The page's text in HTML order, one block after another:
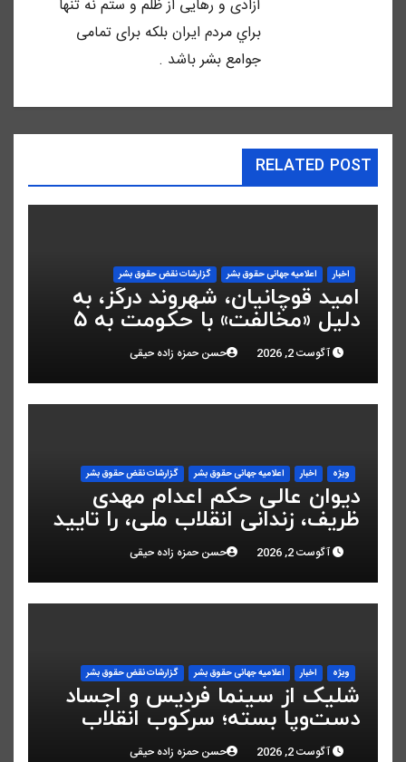
آزادى و رهايى از ظلم و ستم نه تنها
براي مردم ايران بلكه براى تمامى
جوامع بشر باشد .
RELATED POST
اخبار اعلاميه جهانی حقوق بشر گزارشات نقض حقوق بشر
امید قوچانیان، شهروند درگز، به
دلیل «مخالفت» با حکومت به ۵
سال زندان محکوم شد
آگوست 2, 2026 حسن حمزه زاده حیقی
ویژه اخبار اعلاميه جهانی حقوق بشر گزارشات نقض حقوق بشر
دیوان عالی حکم اعدام مهدی
ظریف، زندانی انقلاب ملی، را تایید
کردآگوست 2, 2026 حسن حمزه زاده حیقی
ویژه اخبار اعلاميه جهانی حقوق بشر گزارشات نقض حقوق بشر
شلیک از سینما فردیس و اجساد
دست‌وپا بسته؛ سرکوب انقلاب
ملی در البرز
آگوست 2, 2026 حسن حمزه زاده حیقی